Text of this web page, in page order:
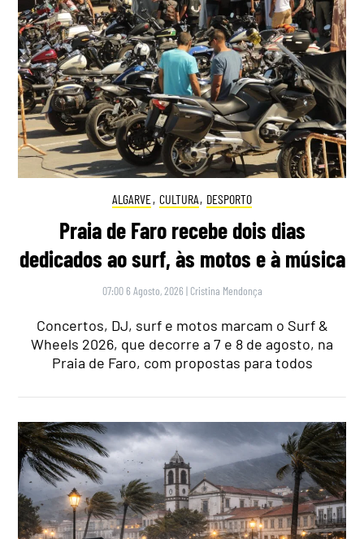
ALGARVE, CULTURA, DESPORTO
Praia de Faro recebe dois dias
dedicados ao surf, às motos e à música
07:00 6 Agosto, 2026 | Cristina Mendonça
Concertos, DJ, surf e motos marcam o Surf &
Wheels 2026, que decorre a 7 e 8 de agosto, na
Praia de Faro, com propostas para todos